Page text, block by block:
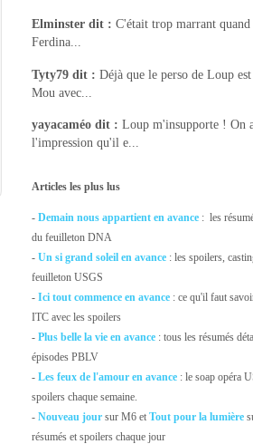
Elminster dit : C'était trop marrant
Ferdina...
Tyty79 dit : Déjà que le perso de Loup
Mou avec...
yayacaméo dit : Loup m'insupporte ! On
l'impression qu'il e...
Articles les plus lus
-Demain nous appartient en avance : les
du feuilleton DNA
-Un si grand soleil en avance : les spoilers,
feuilleton USGS
-Ici tout commence en avance : ce qu'il faut
ITC avec les spoilers
- Plus belle la vie en avance : tous les résumés
épisodes PBLV
-Les feux de l'amour en avance : le soap opéra
spoilers chaque semaine.
-Nouveau jour sur M6 etTout pour la lumière
résumés et spoilers chaque jour